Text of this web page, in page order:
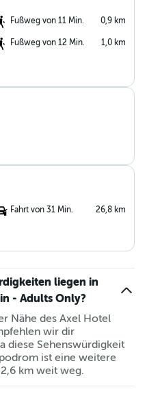
Fußweg von 11 Min. 0,9 km
Fußweg von 12 Min. 1,0 km
Fahrt von 31 Min. 26,8 km
liegen in
- Adults Only?
Nähe des Axel Hotel
wir dir
diese Sehenswürdigkeit
ist eine weitere
km weit weg.